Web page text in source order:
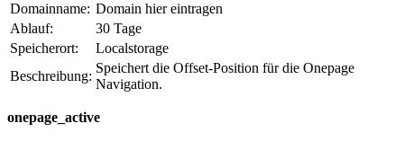
Domainname: Domain hier eintragen
Ablauf:
30 Tage
Speicherort:
Localstorage
Beschreibung:
Speichert die Offset-Position für die Onepage
Navigation.
onepage_active